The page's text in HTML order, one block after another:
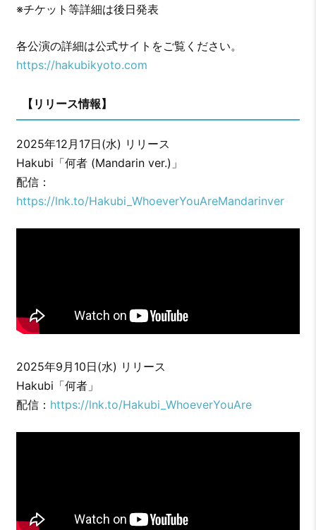
※チケット等詳細は後日発表
各公演の詳細は公式サイトをご覧ください。
https://hakubikyoto.com
【リリース情報】
2025年12月17日(水) リリース
Hakubi「何者 (Mandarin ver.)」
配信：
https://lnk.to/Hakubi_WhoeverYouAreMandarinver
2025年9月10日(水) リリース
Hakubi「何者」
配信： https://lnk.to/Hakubi_WhoeverYouAre